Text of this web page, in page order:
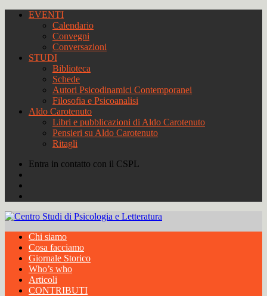
EVENTI
Calendario
Convegni
Conversazioni
STUDI
Biblioteca
Schede
Autori Psicodinamici Contemporanei
Filosofia e Psicoanalisi
Aldo Carotenuto
Libri e pubblicazioni di Aldo Carotenuto
Pensieri su Aldo Carotenuto
Ritagli
Entra in contatto con il CSPL
Chi siamo
Cosa facciamo
Giornale Storico
Who’s who
Articoli
CONTRIBUTI